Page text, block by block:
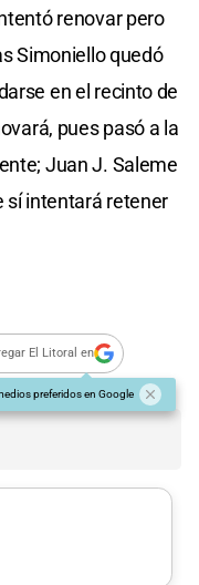
renovar pero
Simoniello quedó
en el recinto de
pues pasó a la
Juan J. Saleme
sí intentará retener
El Litoral en
preferidos en Google